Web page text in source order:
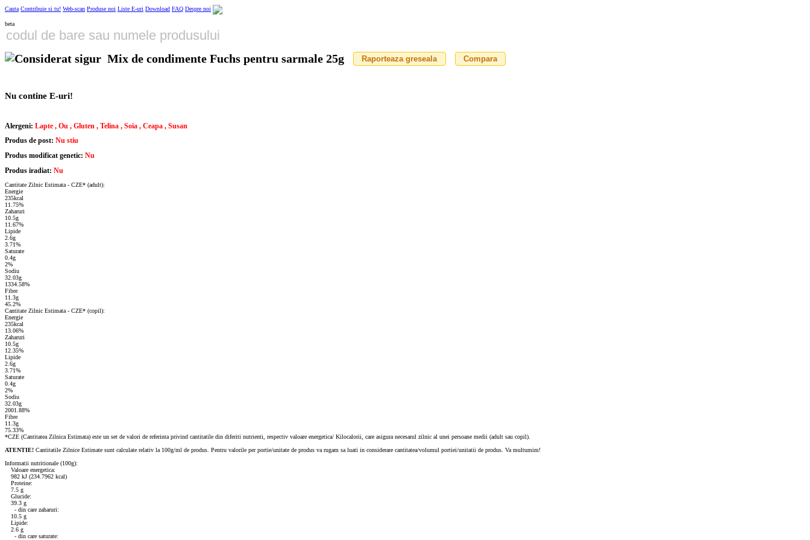
Cauta Contribuie si tu! Web-scan Produse noi Liste E-uri Download FAQ Despre noi
beta
Mix de condimente Fuchs pentru sarmale 25g Raporteaza greseala Compara
Nu contine E-uri!
Alergeni: Lapte , Ou , Gluten , Telina , Soia , Ceapa , Susan
Produs de post: Nu stiu
Produs modificat genetic: Nu
Produs iradiat: Nu
Cantitate Zilnic Estimata - CZE* (adult):
Energie
235kcal
11.75%
Zaharuri
10.5g
11.67%
Lipide
2.6g
3.71%
Saturate
0.4g
2%
Sodiu
32.03g
1334.58%
Fibre
11.3g
45.2%
Cantitate Zilnic Estimata - CZE* (copil):
Energie
235kcal
13.06%
Zaharuri
10.5g
12.35%
Lipide
2.6g
3.71%
Saturate
0.4g
2%
Sodiu
32.03g
2001.88%
Fibre
11.3g
75.33%
*CZE (Cantitatea Zilnica Estimata) este un set de valori de referinta privind cantitatile din diferiti nutrienti, respectiv valoare energetica/ Kilocalorii, care asigura necesarul zilnic al unei persoane medii (adult sau copil).
ATENTIE! Cantitatile Zilnice Estimate sunt calculate relativ la 100g/ml de produs. Pentru valorile per portie/unitate de produs va rugam sa luati in considerare cantitatea/volumul portiei/unitatii de produs. Va multumim!
Informatii nutritionale (100g):
Valoare energetica:
982 kJ (234.7962 kcal)
Proteine:
7.5 g
Glucide:
39.3 g
- din care zaharuri:
10.5 g
Lipide:
2.6 g
- din care saturate: